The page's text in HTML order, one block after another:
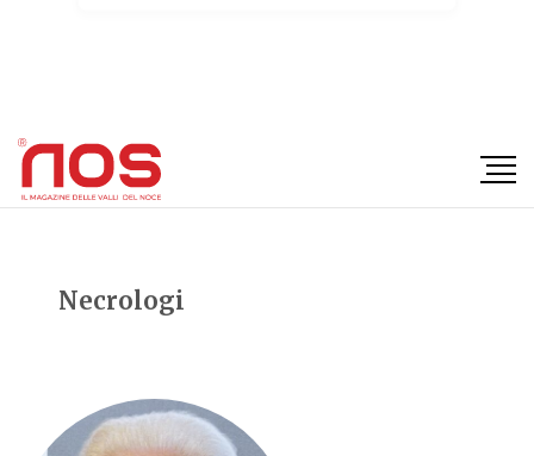
Necrologi